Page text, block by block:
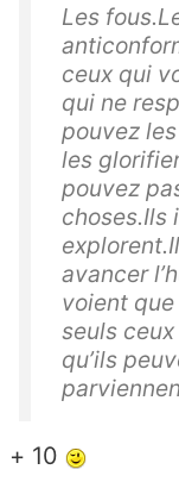
Les
ceux qui
qui ne
pouvez
les
pouvez
choses.Ils
avancer
voient
seuls
qu’ils
+ 10